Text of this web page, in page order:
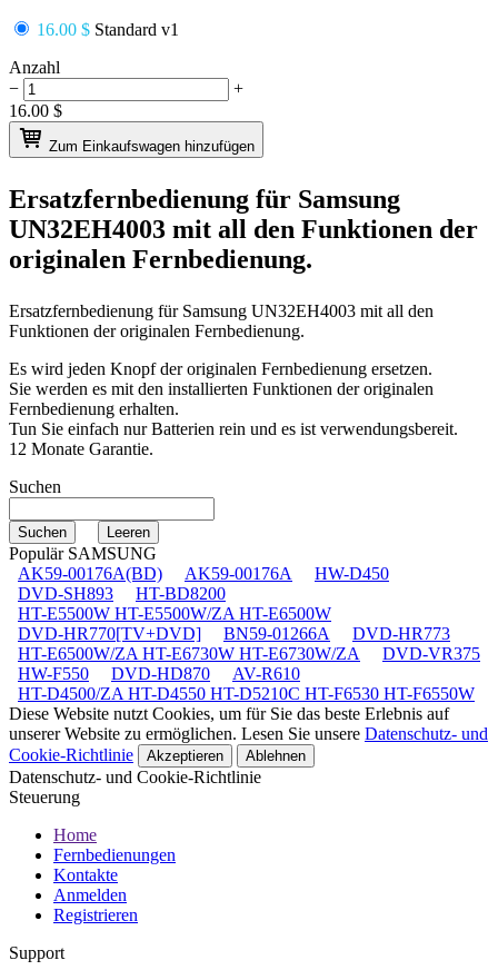
16.00 $ Standard v1
Anzahl
−
+
16.00 $
Zum Einkaufswagen hinzufügen
Ersatzfernbedienung für Samsung
UN32EH4003 mit all den Funktionen der
originalen Fernbedienung.
Ersatzfernbedienung fürSamsung UN32EH4003 mit all den
Funktionen der originalen Fernbedienung.
Es wird jeden Knopf der originalen Fernbedienung ersetzen.
Sie werden es mit den installierten Funktionen der originalen
Fernbedienung erhalten.
Tun Sie einfach nur Batterien rein und es ist verwendungsbereit.
12 Monate Garantie.
Suchen
Populär SAMSUNG
AK59-00176A(BD)
AK59-00176A
HW-D450
DVD-SH893
HT-BD8200
HT-E5500W HT-E5500W/ZA HT-E6500W
DVD-HR770[TV+DVD]
BN59-01266A
DVD-HR773
HT-E6500W/ZA HT-E6730W HT-E6730W/ZA
DVD-VR375
HW-F550
DVD-HD870
AV-R610
HT-D4500/ZA HT-D4550 HT-D5210C HT-F6530 HT-F6550W
Diese Website nutzt Cookies, um für Sie das beste Erlebnis auf
unserer Website zu ermöglichen. Lesen Sie unsere Datenschutz- und
Cookie-Richtlinie
Akzeptieren Ablehnen
Datenschutz- und Cookie-Richtlinie
Steuerung
Home
Fernbedienungen
Kontakte
Anmelden
Registrieren
Support